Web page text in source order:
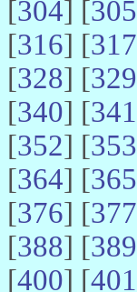
[304] [305
[316] [317
[328] [329
[340] [341
[352] [353
[364] [365
[376] [377
[388] [389
[400] [401